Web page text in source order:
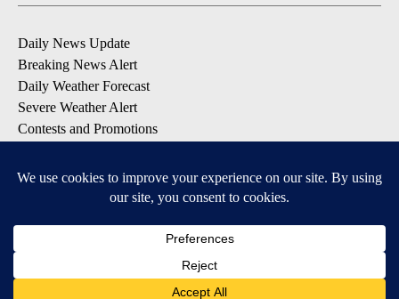
Daily News Update
Breaking News Alert
Daily Weather Forecast
Severe Weather Alert
Contests and Promotions